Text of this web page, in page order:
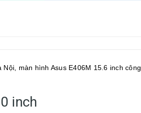
màn hình Asus E406M 15.6 inch công
inch